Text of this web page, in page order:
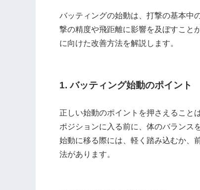
バッティングの始動は、打撃の基本中
撃の精度や飛距離に影響を及ぼすこと
に向けた改善方法を解説します。
1. バッティング始動のポイント
正しい始動のポイントを押さえること
ポジションに入る前に、体のバランス
始動に移る際には、軽く踏み込むか、
法があります。